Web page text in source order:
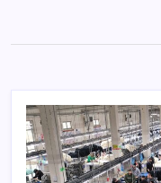
content